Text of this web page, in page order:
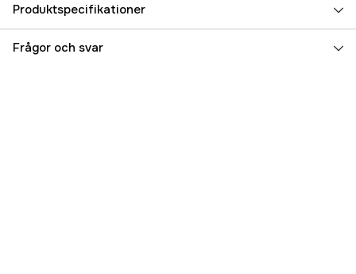
Produktspecifikationer
Referensnummer 5000091972
Frågor och svar